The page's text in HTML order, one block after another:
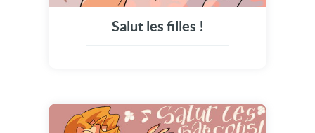
Salut les filles !